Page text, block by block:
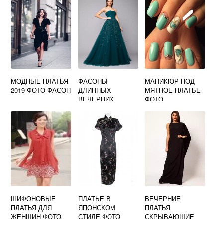
МОДНЫЕ ПЛАТЬЯ
2019 ФОТО ФАСОН
ФАСОНЫ
ДЛИННЫХ
ВЕЧЕРНИХ
МАНИКЮР ПОД
МЯТНОЕ ПЛАТЬЕ
ФОТО
ШИФОНОВЫЕ
ПЛАТЬЯ ДЛЯ
ЖЕНЩИН ФОТО
ПЛАТЬЕ В
ЯПОНСКОМ
СТИЛЕ ФОТО
ВЕЧЕРНИЕ
ПЛАТЬЯ
СКРЫВАЮЩИЕ